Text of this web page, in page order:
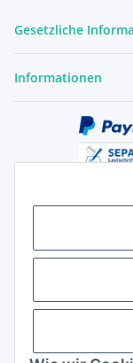
Gesetzliche
Informationen